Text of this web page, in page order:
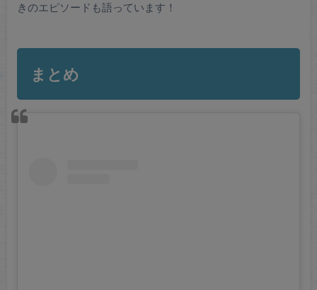
きのエピソードも語っています！
まとめ